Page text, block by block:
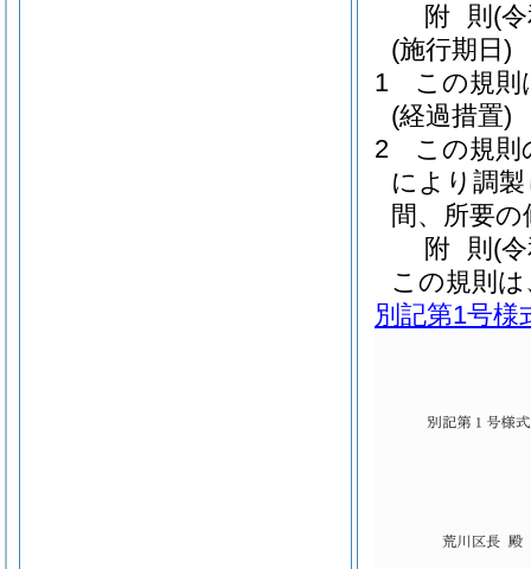
附 則 (
(施行期日)
1
この規則
(経過措置)
2
この規則
により調
間、所要
附 則 (
この規則
別記第1号様